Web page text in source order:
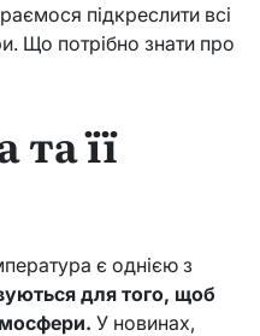
підкреслити всі
Що потрібно знати про
її
є однією з
для того, щоб
У новинах,